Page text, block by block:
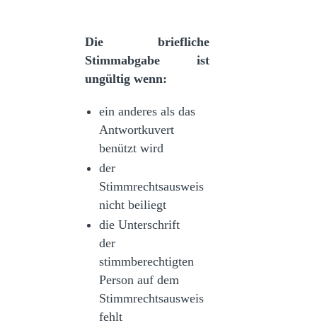
Die briefliche
Stimmabgabe ist
ungültig wenn:
ein anderes als das
Antwortkuvert
benützt wird
der
Stimmrechtsausweis
nicht beiliegt
die Unterschrift
der
stimmberechtigten
Person auf dem
Stimmrechtsausweis
fehlt